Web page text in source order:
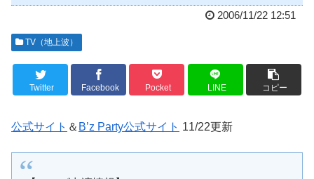
2006/11/22 12:51
TV（地上波）
Twitter Facebook Pocket LINE コピー
公式サイト ＆ B’z Party公式サイト 11/22更新